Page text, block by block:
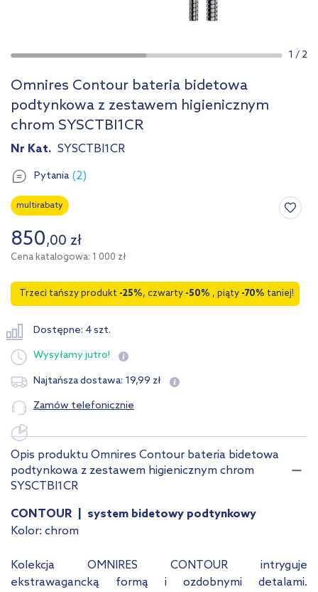
1 /2
Omnires Contour bateria bidetowa
podtynkowa z zestawem higienicznym
chrom SYSCTBI1CR
Nr Kat. SYSCTBI1CR
Pytania (2)
multirabaty
850,00 zł
Cena katalogowa: 1 000 zł
Trzeci tańszy produkt -25%, czwarty -50% , piąty -70% taniej!
Dostępne: 4 szt.
Wysyłamyjutro!
Najtańsza dostawa: 19,99 zł
Zamów telefonicznie
Opis produktu Omnires Contour bateria bidetowa
podtynkowa z zestawem higienicznym chrom
SYSCTBI1CR
CONTOUR | system bidetowy podtynkowy
Kolor: chrom
Kolekcja OMNIRES CONTOUR intryguje
ekstrawagancką formą i ozdobnymi detalami.